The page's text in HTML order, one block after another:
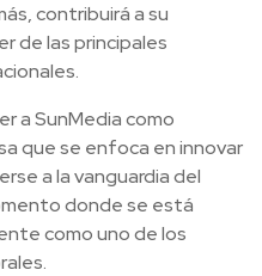
contribuirá a su
de las principales
a SunMedia como
que se enfoca en innovar
a la vanguardia del
donde se está
como uno de los